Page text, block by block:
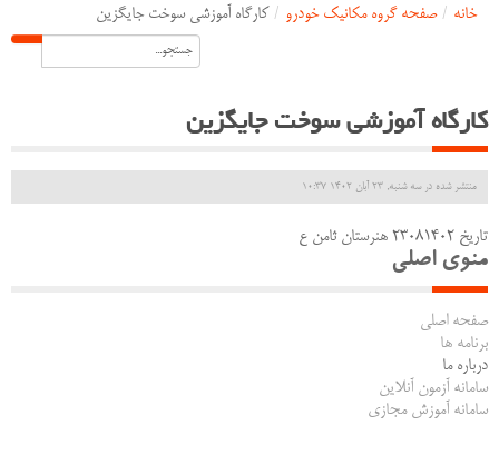
خانه / صفحه گروه مکانیک خودرو / کارگاه آموزشی سوخت جایگزین
کارگاه آموزشی سوخت جایگزین
منتشر شده در سه شنبه, 23 آبان 1402 10:37
تاریخ 23081402 هنرستان ثامن ع
منوی اصلی
صفحه اصلی
برنامه ها
درباره ما
سامانه آزمون آنلاین
سامانه آموزش مجازی